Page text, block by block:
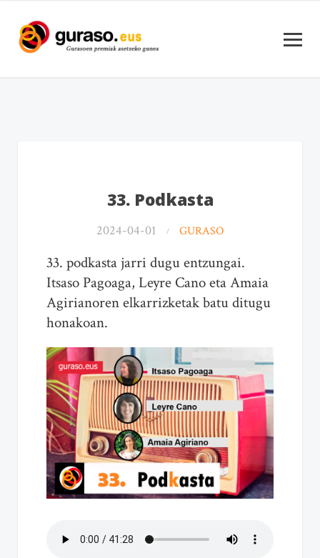
33. Podkasta
2024-04-01 GURASO
33. podkasta jarri dugu entzungai.
Itsaso Pagoaga, Leyre Cano eta Amaia
Agirianoren elkarrizketak batu ditugu
honakoan.